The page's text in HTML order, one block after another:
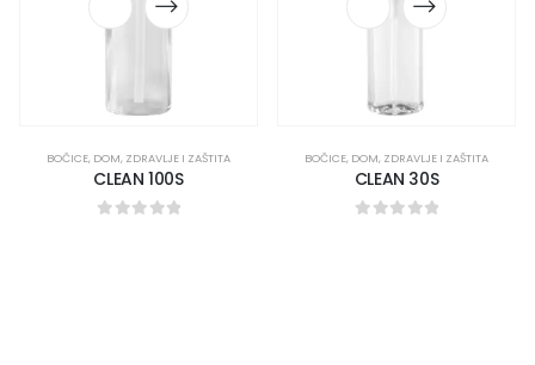
BOČICE, DOM, ZDRAVLJE I ZAŠTITA
CLEAN 100S
BOČICE, DOM, ZDRAVLJE I ZAŠTITA
CLEAN 30S